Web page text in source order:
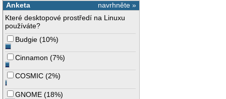
navrhněte »
Anketa
Které desktopové prostředí na Linuxu
používáte?
Budgie (10%)
Cinnamon (7%)
COSMIC (2%)
GNOME (18%)